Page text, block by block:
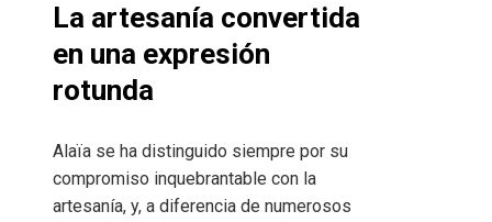
La artesanía convertida
en una expresión
rotunda
Alaïa se ha distinguido siempre por su
compromiso inquebrantable con la
artesanía, y, a diferencia de numerosos